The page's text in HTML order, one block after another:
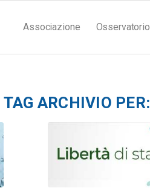
Associazione Osservatorio
TAG ARCHIVIO PER: